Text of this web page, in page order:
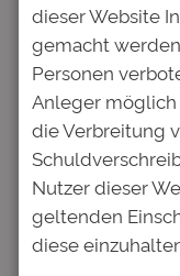
Schon im
Stress nicht
sondern
Studiums
Hofmann,
Bildung. 43
beklagen
dieser Website
gemacht
Personen
Anleger möglich
die Verbreitung
Nutzer dieser
geltenden
diese